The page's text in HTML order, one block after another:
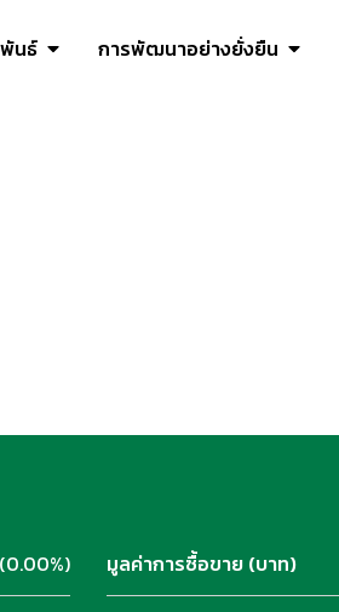
นธ์ การพัฒนาอย่างยั่งยืน
มูลค่าการซื้อขาย (บาท)